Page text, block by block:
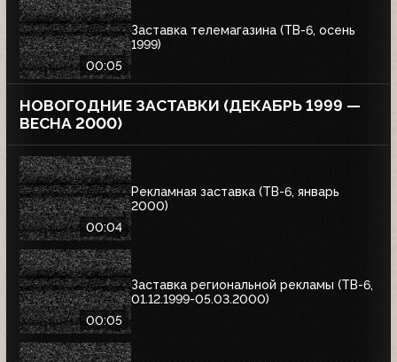
00:05
Заставка телемагазина (ТВ-6, осень
1999)
НОВОГОДНИЕ ЗАСТАВКИ (ДЕКАБРЬ 1999 —
ВЕСНА 2000)
00:04
Рекламная заставка (ТВ-6, январь
2000)
00:05
Заставка региональной рекламы (ТВ-6,
01.12.1999-05.03.2000)